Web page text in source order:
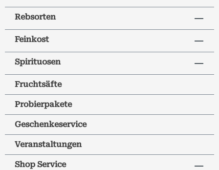
Rebsorten
Feinkost
Spirituosen
Fruchtsäfte
Probierpakete
Geschenkeservice
Veranstaltungen
Shop Service